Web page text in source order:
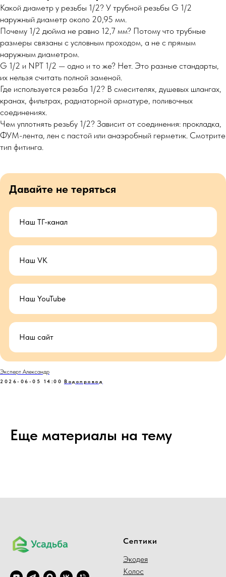
Какой диаметр у резьбы 1/2? У трубной резьбы G 1/2
наружный диаметр около 20,95 мм.
Почему 1/2 дюйма не равно 12,7 мм? Потому что трубные
размеры связаны с условным проходом, а не с прямым
наружным диаметром.
G 1/2 и NPT 1/2 — одно и то же? Нет. Это разные стандарты,
их нельзя считать полной заменой.
Где используется резьба 1/2? В смесителях, душевых шлангах,
кранах, фильтрах, радиаторной арматуре, поливочных
соединениях.
Чем уплотнять резьбу 1/2? Зависит от соединения: прокладка,
ФУМ-лента, лен с пастой или анаэробный герметик. Смотрите
тип фитинга.
Давайте не теряться
Наш ТГ-канал
Наш VK
Наш YouTube
Наш сайт
Эксперт Александр
2026-06-05 14:00 Водопровод
Еще материалы на тему
Септики
Экодея
Колос